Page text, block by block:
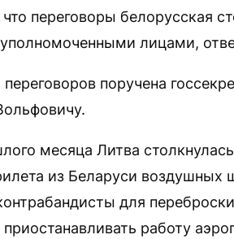
переговоры белорусская
лицами,
поручена
месяца Литва
из Беларуси воздушных
для
работу